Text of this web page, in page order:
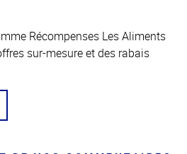
Récompenses Les Aliments
sur-mesure et des rabais